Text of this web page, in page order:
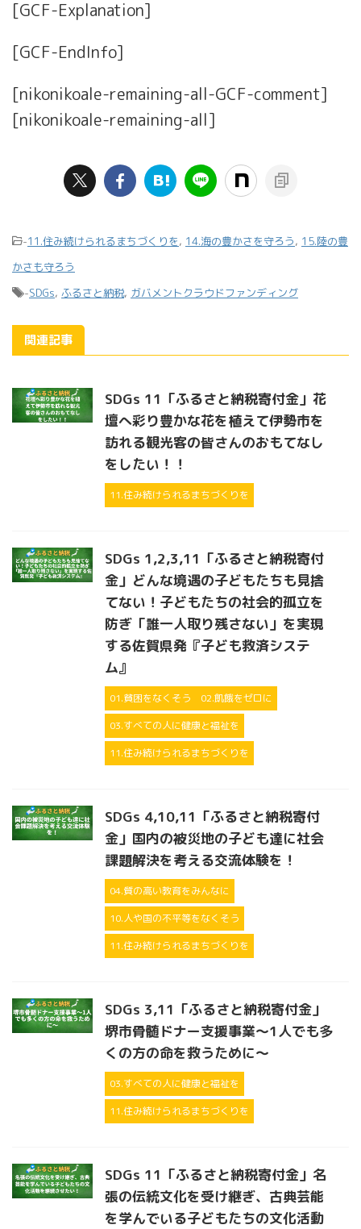
[GCF-Explanation]
[GCF-EndInfo]
[nikonikoale-remaining-all-GCF-comment]
[nikonikoale-remaining-all]
-11.住み続けられるまちづくりを, 14.海の豊かさを守ろう, 15.陸の豊
かさも守ろう
-SDGs, ふるさと納税, ガバメントクラウドファンディング
関連記事
SDGs 11「ふるさと納税寄付金」花
壇へ彩り豊かな花を植えて伊勢市を
訪れる観光客の皆さんのおもてなし
をしたい！！
11.住み続けられるまちづくりを
SDGs 1,2,3,11「ふるさと納税寄付
金」どんな境遇の子どもたちも見捨
てない！子どもたちの社会的孤立を
防ぎ「誰一人取り残さない」を実現
する佐賀県発『子ども救済システ
ム』
01.貧困をなくそう
02.飢餓をゼロに
03.すべての人に健康と福祉を
11.住み続けられるまちづくりを
SDGs 4,10,11「ふるさと納税寄付
金」国内の被災地の子ども達に社会
課題解決を考える交流体験を！
04.質の高い教育をみんなに
10.人や国の不平等をなくそう
11.住み続けられるまちづくりを
SDGs 3,11「ふるさと納税寄付金」
堺市骨髄ドナー支援事業～1人でも多
くの方の命を救うために～
03.すべての人に健康と福祉を
11.住み続けられるまちづくりを
SDGs 11「ふるさと納税寄付金」名
張の伝統文化を受け継ぎ、古典芸能
を学んでいる子どもたちの文化活動